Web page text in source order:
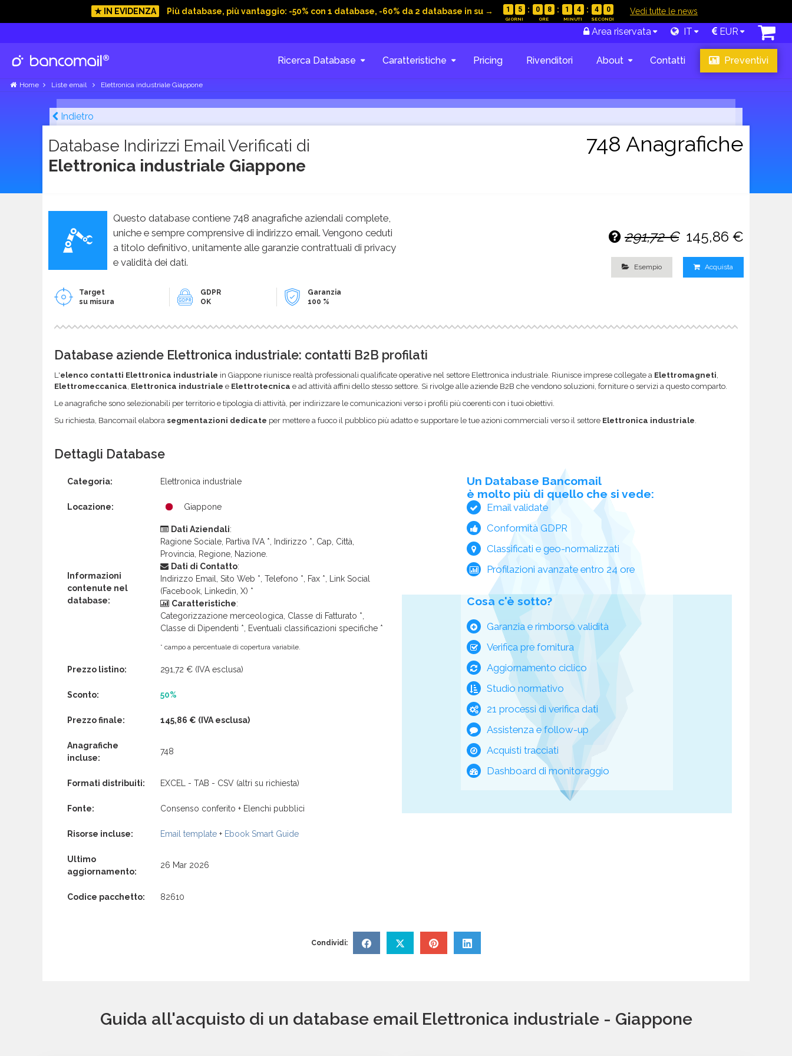
★ IN EVIDENZA Più database, più vantaggio: -50% con 1 database, -60% da 2 database in su → 1 5 0 8 1 4 3 9 Vedi tutte le news
Area riservata IT EUR
Ricerca Database Caratteristiche Pricing Rivenditori About Contatti Preventivi
Home Liste email Elettronica industriale Giappone
Indietro
Database Indirizzi Email Verificati di
Elettronica industriale Giappone
748 Anagrafiche
Questo database contiene 748 anagrafiche aziendali complete,
uniche e sempre comprensive di indirizzo email. Vengono ceduti
a titolo definitivo, unitamente alle garanzie contrattuali di privacy
e validità dei dati.
Target
su misura
GDPR
OK
Garanzia
100 %
291,72 € 145,86 €
Esempio Acquista
Database aziende Elettronica industriale: contatti B2B profilati
L'elenco contatti Elettronica industriale in Giappone riunisce realtà professionali qualificate operative nel settore Elettronica industriale. Riunisce imprese collegate a Elettromagneti
Elettromeccanica Elettronica industriale e Elettrotecnica e ad attività affini dello stesso settore. Si rivolge alle aziende B2B che vendono soluzioni, forniture o servizi a questo comparto.
Le anagrafiche sono selezionabili per territorio e tipologia di attività, per indirizzare le comunicazioni verso i profili più coerenti con i tuoi obiettivi.
Su richiesta, Bancomail elabora segmentazioni dedicate per mettere a fuoco il pubblico più adatto e supportare le tue azioni commerciali verso il settore Elettronica industriale
Dettagli Database
Categoria: Elettronica industriale
Locazione: Giappone
Informazioni
contenute nel
database:
Dati Aziendali:
Ragione Sociale, Partiva IVA *, Indirizzo *, Cap, Città,
Provincia, Regione, Nazione.
Dati di Contatto:
Indirizzo Email, Sito Web *, Telefono *, Fax *, Link Social
(Facebook, Linkedin, X) *
Caratteristiche:
Categorizzazione merceologica, Classe di Fatturato *,
Classe di Dipendenti *, Eventuali classificazioni specifiche *
* campo a percentuale di copertura variabile.
Prezzo listino: 291,72 € (IVA esclusa)
Sconto: 50%
Prezzo finale: 145,86 € (IVA esclusa)
Anagrafiche
incluse:
748
Formati distribuiti: EXCEL - TAB - CSV (altri su richiesta)
Fonte: Consenso conferito + Elenchi pubblici
Risorse incluse: Email template + Ebook Smart Guide
Ultimo
aggiornamento:
26 Mar 2026
Codice pacchetto: 82610
Un Database Bancomail
è molto più di quello che si vede:
Email validate
Conformità GDPR
Classificati e geo-normalizzati
Profilazioni avanzate entro 24 ore
Cosa c'è sotto?
Garanzia e rimborso validità
Verifica pre fornitura
Aggiornamento ciclico
Studio normativo
21 processi di verifica dati
Assistenza e follow-up
Acquisti tracciati
Dashboard di monitoraggio
Condividi:
Guida all'acquisto di un database email Elettronica industriale - Giappone